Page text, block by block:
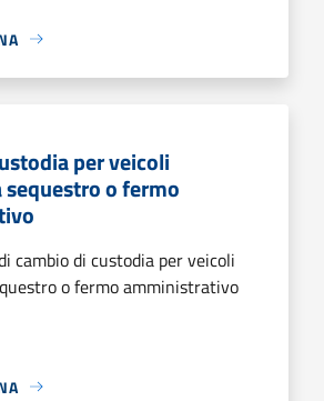
per veicoli
o fermo
cambio di custodia per veicoli
o fermo amministrativo